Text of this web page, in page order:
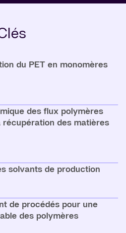
du PET en monomères
des flux polymères
récupération des matières
solvants de production
de procédés pour une
des polymères